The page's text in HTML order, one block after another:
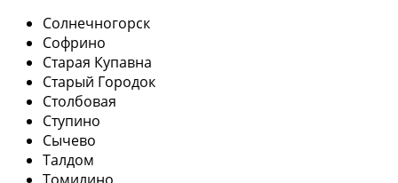
Солнечногорск
Софрино
Старая Купавна
Старый Городок
Столбовая
Ступино
Сычево
Талдом